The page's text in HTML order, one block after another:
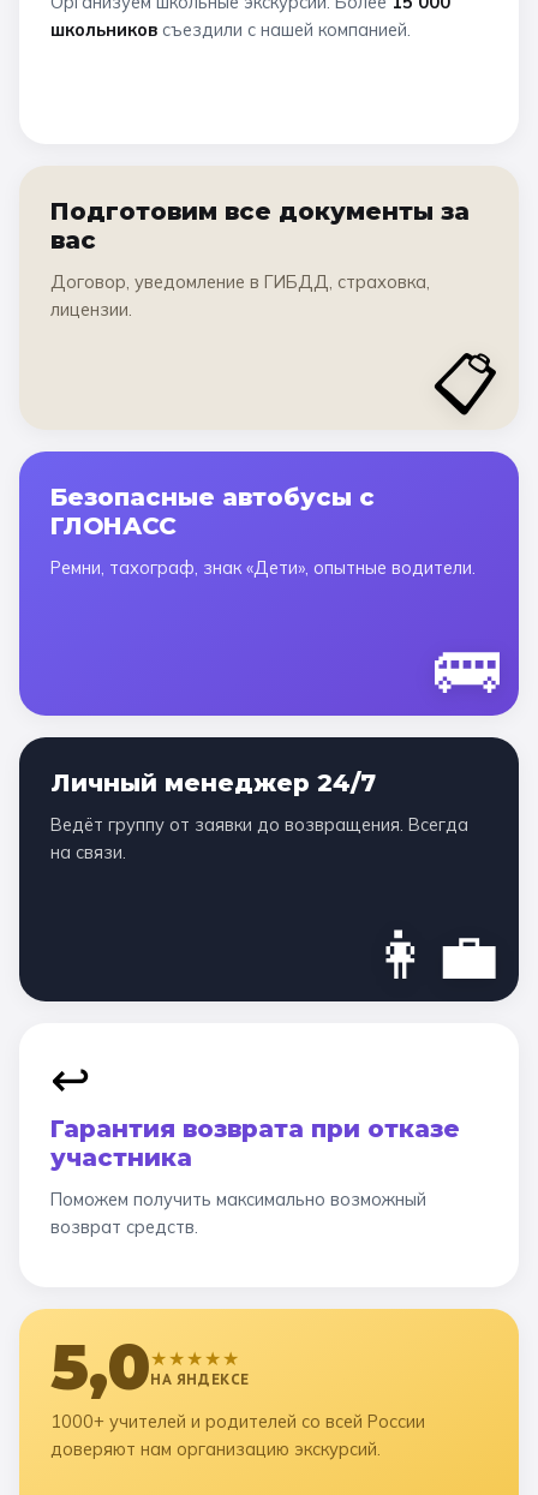
школьников съездили с нашей компанией.
Подготовим все документы за
вас
Договор, уведомление в ГИБДД, страховка,
лицензии.
📋
Безопасные автобусы с
ГЛОНАСС
Ремни, тахограф, знак «Дети», опытные водители.
🚌
Личный менеджер 24/7
Ведёт группу от заявки до возвращения. Всегда
на связи.
👩‍💼
↩️
Гарантия возврата при отказе
участника
Поможем получить максимально возможный
возврат средств.
5,0★★★★★
НА ЯНДЕКСЕ
1000+ учителей и родителей со всей России
доверяют нам организацию экскурсий.